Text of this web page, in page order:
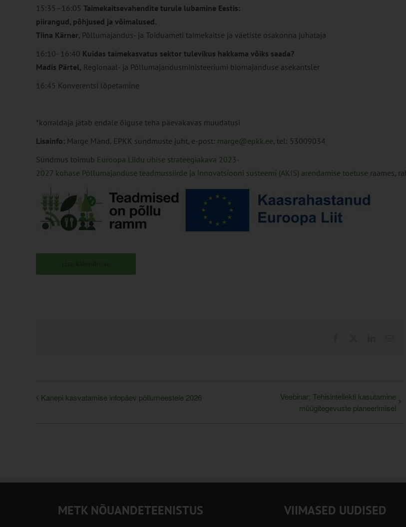
15:35–16:05 Taimekaitsevahendite turule lubamine Eestis:
piirangud, põhjused ja võimalused.
Tiina Kärner, Põllumajandus- ja Toiduameti taimekaitse ja väetiste osakonna juhataja
16:10- 16:40 Kuidas taimekasvatus sektor tulevikus hakkama võiks saada?
Madis Pärtel, Regionaal- ja Põllumajandusministeeriumi biomajanduse asekantsler
16:45 Konverentsi lõpetamine
*korraldaja jätab endale õiguse teha päevakavas muudatusi
Lisainfo: Marge Mänd, EPKK sündmuste juht, e-post: marge@epkk.ee, tel: 53009034
Sündmus toimub Euroopa Liidu ühise strateegiakava 2023-
2027 kohase Põllumajanduse teadmussiirde ja innovatsiooni süsteemi (AKIS) arendamise toetuse raames,
Kanepi kasvatamise infopäev põllumeestele 2026
Veebinar: Tehisintellekti kasutamine
müügitegevuste planeerimisel
METK NÕUANDETEENISTUS VIIMASED UUDISED